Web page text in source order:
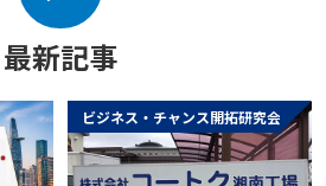
最新記事
ビジネス・チャンス開拓研究会